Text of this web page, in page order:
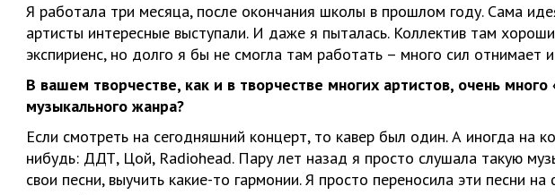
Я работала три месяца, после окончания школы в прошлом году. Сама
артисты интересные выступали. И даже я пыталась. Коллектив там
экспириенс, но долго я бы не смогла там работать – много сил отнимает
В вашем творчестве, как и в творчестве многих артистов, очень
музыкального жанра?
Если смотреть на сегодняшний концерт, то кавер был один. А иногда на
нибудь: ДДТ, Цой, Radiohead. Пару лет назад я просто слушала такую
свои песни, выучить какие-то гармонии. Я просто переносила эти песни